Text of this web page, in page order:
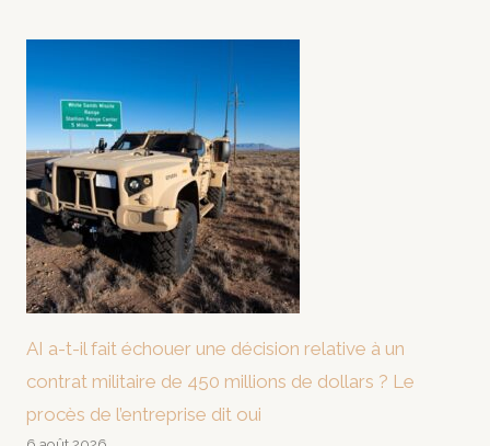
AI a-t-il fait échouer une décision relative à un
contrat militaire de 450 millions de dollars ? Le
procès de l’entreprise dit oui